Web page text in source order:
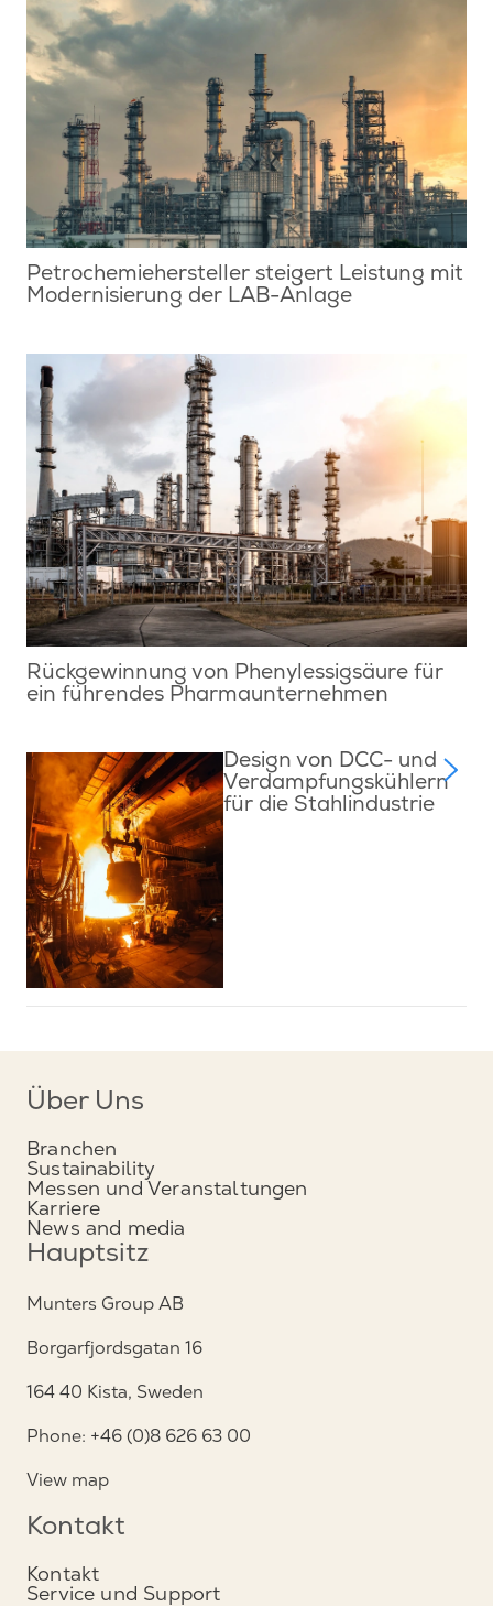
Petrochemiehersteller steigert Leistung mit
Modernisierung der LAB-Anlage
Rückgewinnung von Phenylessigsäure für
ein führendes Pharmaunternehmen
Design von DCC- und
Verdampfungskühlern
für die Stahlindustrie
Über Uns
Branchen
Sustainability
Messen und Veranstaltungen
Karriere
News and media
Hauptsitz
Munters Group AB
Borgarfjordsgatan 16
164 40 Kista, Sweden
Phone: +46 (0)8 626 63 00
View map
Kontakt
Kontakt
Service und Support